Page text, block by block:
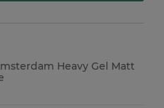
Heavy Gel Matt